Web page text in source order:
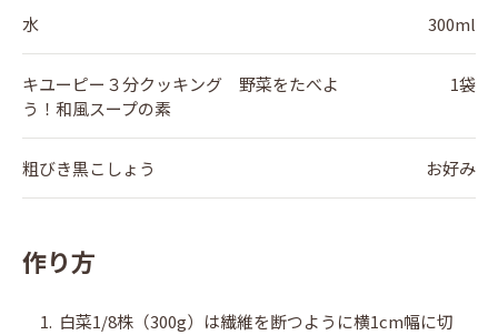
水 300ml
キユーピー３分クッキング 野菜をたべよ
う！和風スープの素
1袋
粗びき黒こしょう お好み
作り方
1. 白菜1/8株（300g）は繊維を断つように横1cm幅に切